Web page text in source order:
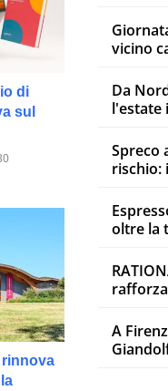
di
sul
vicino
Da
l'estate
Spreco
rischio:
oltre la
A